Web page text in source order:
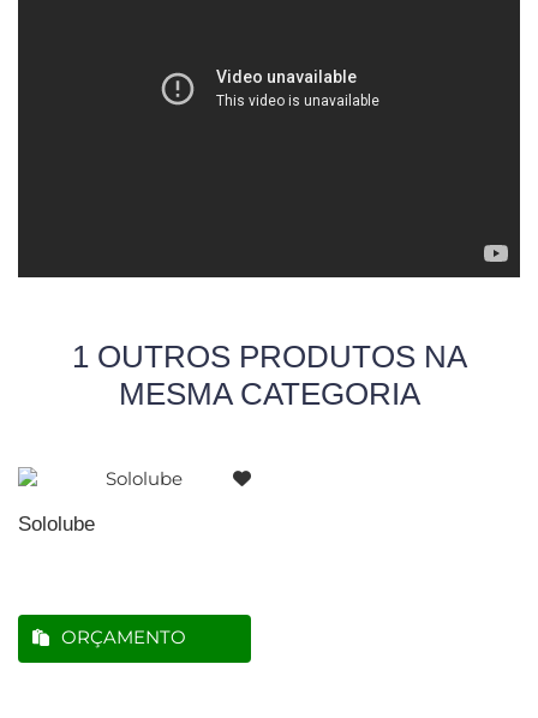
1 OUTROS PRODUTOS NA
MESMA CATEGORIA
Sololube
ORÇAMENTO